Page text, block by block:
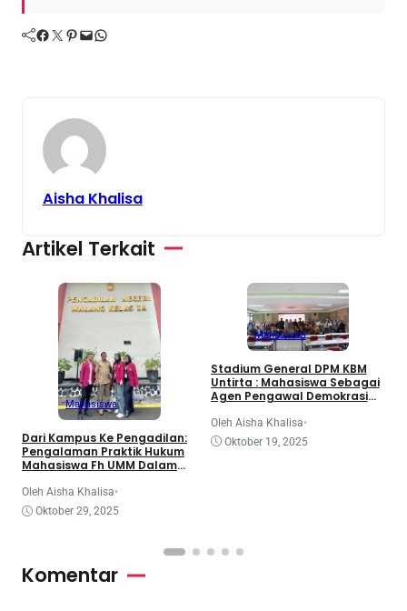
Facebook Twitter Pinterest Mail WhatsApp
Aisha Khalisa
Artikel Terkait
Mahasiswa
Dari Kampus Ke Pengadilan:
Pengalaman Praktik Hukum
Mahasiswa Fh UMM Dalam
Oleh Aisha Khalisa•
Oktober 29, 2025
Mahasiswa
Stadium General DPM KBM
Untirta : Mahasiswa Sebagai
Agen Pengawal Demokrasi
Nasional
Oleh Aisha Khalisa•
Oktober 19, 2025
Komentar